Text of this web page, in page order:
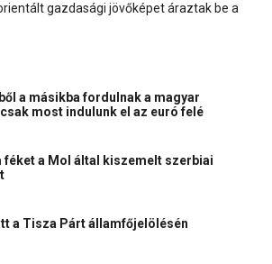
gazdasági jövőképet áraztak be a
a másikba fordulnak a magyar
most indulunk el az euró felé
féket a Mol által kiszemelt szerbiai
a Tisza Párt államfőjelölésén